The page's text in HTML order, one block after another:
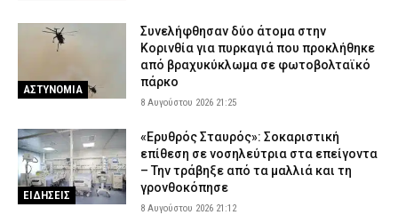
ΑΣΤΥΝΟΜΙΑ
Συνελήφθησαν δύο άτομα στην
Κορινθία για πυρκαγιά που προκλήθηκε
από βραχυκύκλωμα σε φωτοβολταϊκό
πάρκο
8 Αυγούστου 2026 21:25
ΕΙΔΗΣΕΙΣ
«Ερυθρός Σταυρός»: Σοκαριστική
επίθεση σε νοσηλεύτρια στα επείγοντα
– Την τράβηξε από τα μαλλιά και τη
γρονθοκόπησε
8 Αυγούστου 2026 21:12